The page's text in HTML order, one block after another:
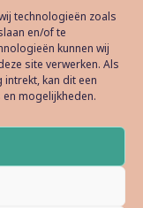
technologieën zoals
en/of te
kunnen wij
site verwerken. Als
kan dit een
mogelijkheden.
Volgende Bericht